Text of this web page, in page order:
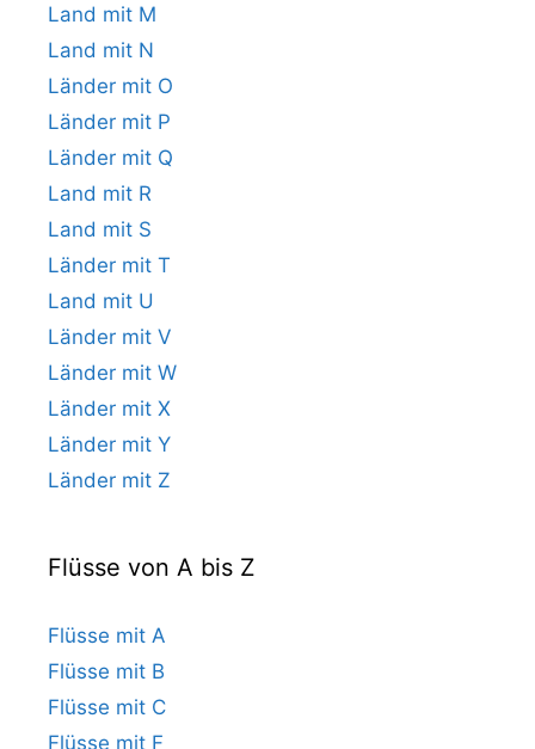
Land mit M
Land mit N
Länder mit O
Länder mit P
Länder mit Q
Land mit R
Land mit S
Länder mit T
Land mit U
Länder mit V
Länder mit W
Länder mit X
Länder mit Y
Länder mit Z
Flüsse von A bis Z
Flüsse mit A
Flüsse mit B
Flüsse mit C
Flüsse mit F